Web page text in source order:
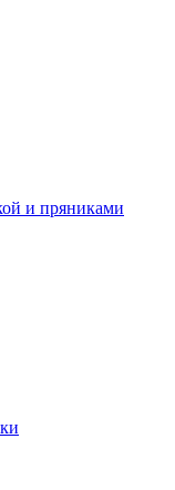
и пряниками